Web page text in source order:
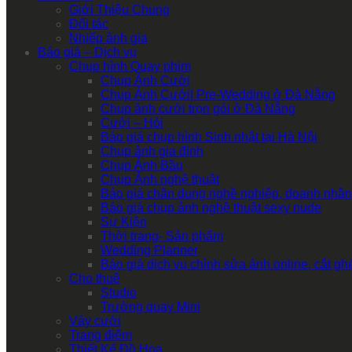
Giới Thiệu Chung
Đối tác
Nhiếp ảnh gia
Báo giá – Dịch vụ
Chụp hình Quay phim
Chụp Ảnh Cưới
Chụp Ảnh Cưới| Pre-Wedding ở Đà Nẵng
Chụp ảnh cưới trọn gói ở Đà Nẵng
Cưới – Hỏi
Báo giá chụp hình Sinh nhật tại Hà Nội
Chụp ảnh gia đình
Chụp Ảnh Bầu
Chụp Ảnh nghệ thuật
Báo giá chân dung nghề nghiệp, doanh nhân
Báo giá chụp ảnh nghệ thuật sexy nude
Sự Kiện
Thời trang- Sản phẩm
Wedding Planner
Báo giá dịch vụ chỉnh sửa ảnh online, cắt
Cho thuê
Studio
Trường quay Mini
Váy cưới
Trang điểm
Thiết Kế Đồ Họa